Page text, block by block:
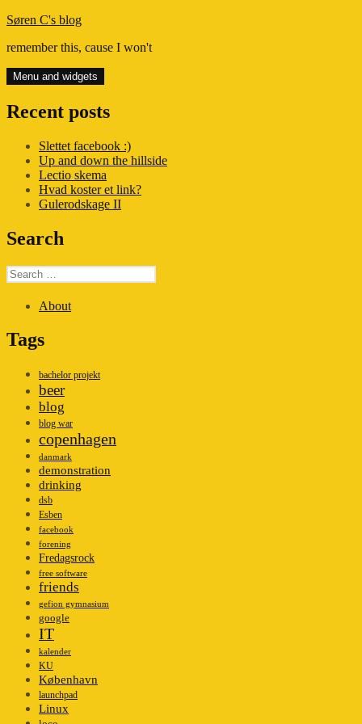
Skip
content
Søren C's blog
remember this, cause I won't
Menu and widgets
Recent posts
Slettet facebook :)
Up and down the hillside
Lectio skema
Hvad koster et link?
Gulerodskage II
Search
Search
for:
About
Tags
bachelor projekt
beer
blog
blog war
copenhagen
danmark
demonstration
drinking
dsb
Esben
facebook
forening
Fredagsrock
free software
friends
gefion gymnasium
google
IT
kalender
KU
København
launchpad
Linux